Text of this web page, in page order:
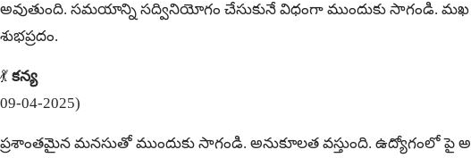
అవుతుంది. సమయాన్ని సద్వినియోగం చేసుకునే విధంగా ముందుకు సాగండి. మఖ
శుభప్రదం.
💃 కన్య
09-04-2025)
ప్రశాంతమైన మనసుతో ముందుకు సాగండి. అనుకూలత వస్తుంది. ఉద్యోగంలో